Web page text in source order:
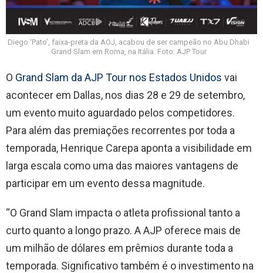
Diego ‘Pato’, faixa-preta da AOJ, acabou de ser campeão no Abu Dhabi
Grand Slam em Roma, na Itália. Foto: AJP Tour
O Grand Slam da AJP Tour nos Estados Unidos vai
acontecer em Dallas, nos dias 28 e 29 de setembro,
um evento muito aguardado pelos competidores.
Para além das premiações recorrentes por toda a
temporada, Henrique Carepa aponta a visibilidade em
larga escala como uma das maiores vantagens de
participar em um evento dessa magnitude.
“O Grand Slam impacta o atleta profissional tanto a
curto quanto a longo prazo. A AJP oferece mais de
um milhão de dólares em prêmios durante toda a
temporada. Significativo também é o investimento na